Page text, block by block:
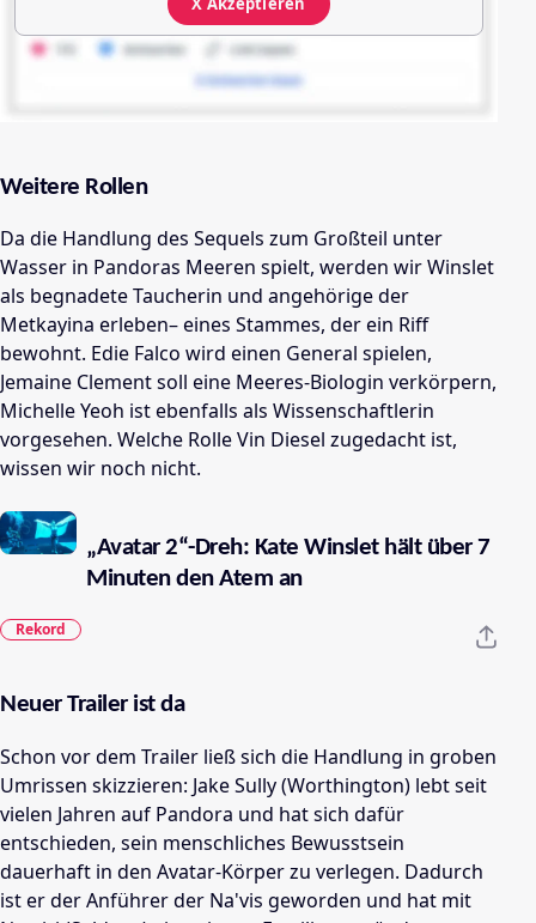
Weitere Rollen
Da die Handlung des Sequels zum Großteil unter
Wasser in Pandoras Meeren spielt, werden wir Winslet
als begnadete Taucherin und angehörige der
Metkayina erleben– eines Stammes, der ein Riff
bewohnt. Edie Falco wird einen General spielen,
Jemaine Clement soll eine Meeres-Biologin verkörpern,
Michelle Yeoh ist ebenfalls als Wissenschaftlerin
vorgesehen. Welche Rolle Vin Diesel zugedacht ist,
wissen wir noch nicht.
„Avatar 2“-Dreh: Kate Winslet hält über 7
Minuten den Atem an
Rekord
Neuer Trailer ist da
Schon vor dem Trailer ließ sich die Handlung in groben
Umrissen skizzieren: Jake Sully (Worthington) lebt seit
vielen Jahren auf Pandora und hat sich dafür
entschieden, sein menschliches Bewusstsein
dauerhaft in den Avatar-Körper zu verlegen. Dadurch
ist er der Anführer der Na'vis geworden und hat mit